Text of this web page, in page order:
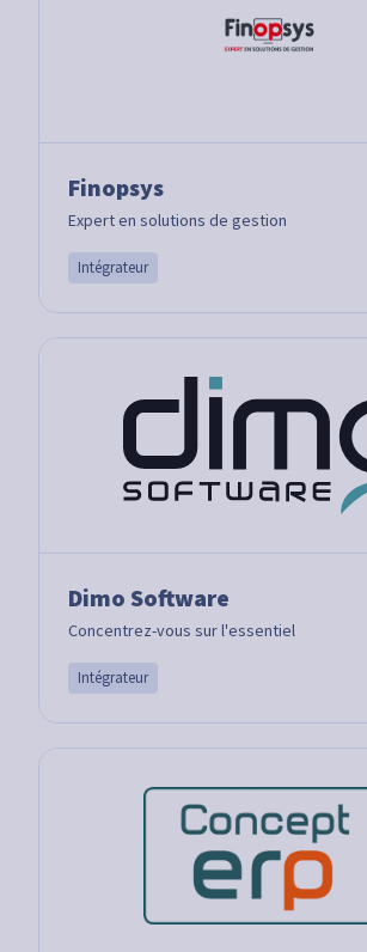
Finopsys
Expert en solutions de gestion
Intégrateur
Dimo Software
Concentrez-vous sur l'essentiel
Intégrateur